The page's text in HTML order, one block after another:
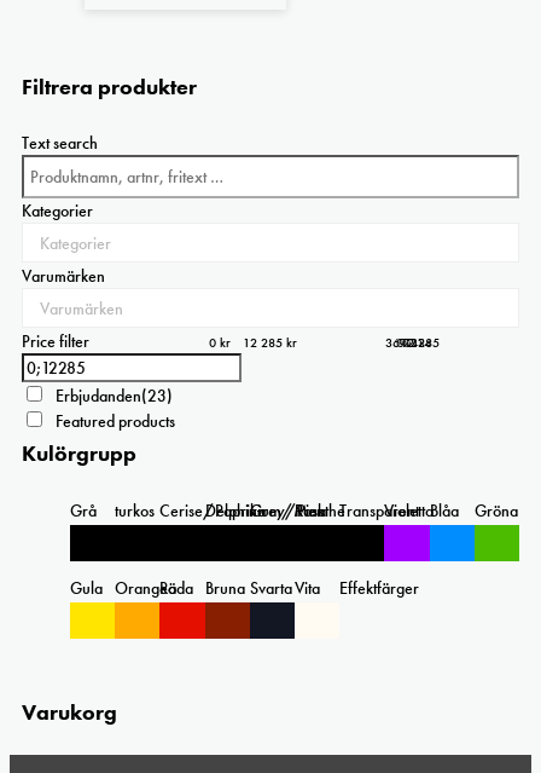
Filtrera produkter
Text search
Kategorier
Varumärken
Price filter 0 kr 12 285 kr 0
3 071
6 143
9 214
12 285
Erbjudanden(23)
Featured products
Kulörgrupp
Grå turkos Cerise/Paprika
Delphinium/Menthe
Grey/Pink
Rosa Transparent
ViolettaBlåa Gröna
Gula OrangeaRöda Bruna SvartaVita Effektfärger
Varukorg